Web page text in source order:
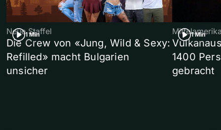
1 Min
Neue Staffel
Die Crew von «Jung, Wild & Sexy:
Refilled» macht Bulgarien
unsicher
1 Min
1400
gebracht